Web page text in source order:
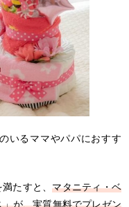
いるママやパパにおすす
満たすと、マタニティ・ベ
が、実質無料でプレゼン